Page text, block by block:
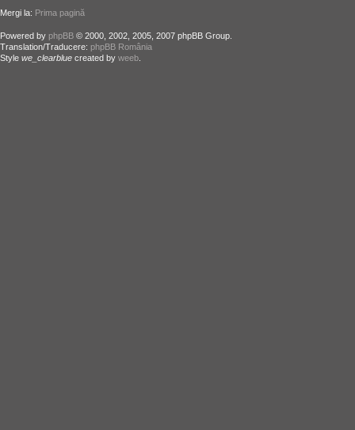
Mergi la: Prima pagină
Powered by phpBB © 2000, 2002, 2005, 2007 phpBB Group.
Translation/Traducere: phpBB România
Style we_clearblue created by weeb